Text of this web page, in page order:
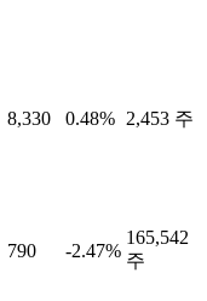
8,330 0.48% 2,453 주
790 -2.47%
165,542
주